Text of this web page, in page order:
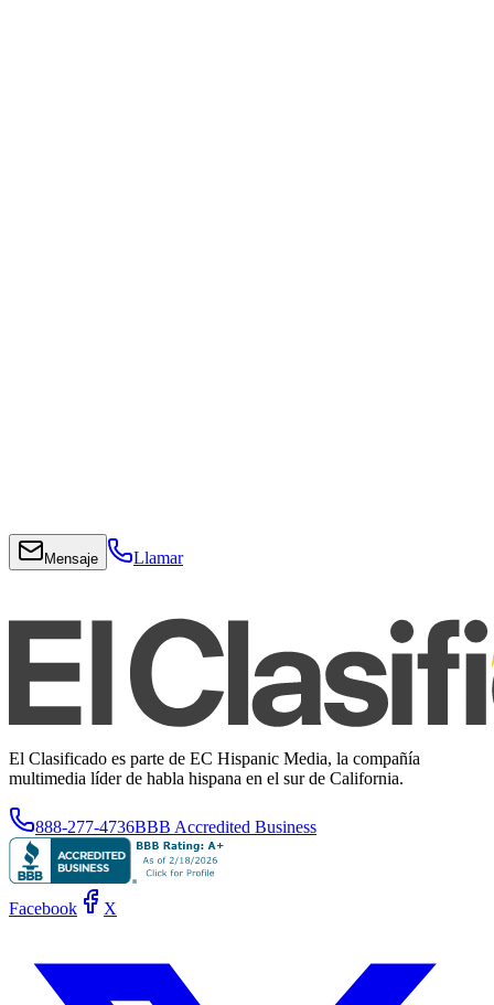
Mensaje Llamar
El Clasificado es parte de EC Hispanic Media, la compañía
multimedia líder de habla hispana en el sur de California.
888-277-4736BBB Accredited Business
Facebook X